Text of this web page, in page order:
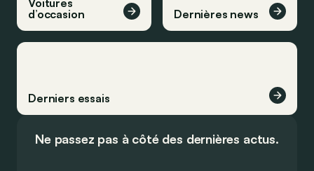
d’occasion
Dernières news
Derniers essais
Ne passez pas à côté des dernières actus.